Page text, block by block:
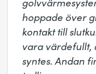
hoppade över
kontakt till
vara värdefullt,
syntes. Andan